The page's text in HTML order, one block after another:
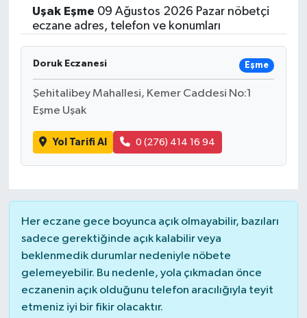
Uşak Eşme 09 Ağustos 2026 Pazar nöbetçi
eczane adres, telefon ve konumları
Doruk Eczanesi Eşme
Şehitalibey Mahallesi, Kemer Caddesi No:1
Eşme Uşak
Yol Tarifi Al 0 (276) 414 16 94
Her eczane gece boyunca açık olmayabilir, bazıları
sadece gerektiğinde açık kalabilir veya
beklenmedik durumlar nedeniyle nöbete
gelemeyebilir. Bu nedenle, yola çıkmadan önce
eczanenin açık olduğunu telefon aracılığıyla teyit
etmeniz iyi bir fikir olacaktır.
Genel
Hava Durumu
Kültür Sanat
Otomobil
Politika
Resmî ilanlar